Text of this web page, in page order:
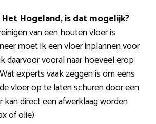
Hogeland, is dat mogelijk?
van een houten vloer is
moet ik een vloer inplannen voor
daarvoor vooral naar hoeveel erop
experts vaak zeggen is om eens
vloer op te laten schuren door een
kan direct een afwerklaag worden
of olie).